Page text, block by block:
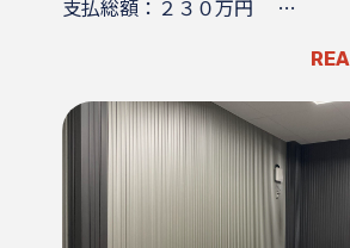
支払総額：２３０万円 …